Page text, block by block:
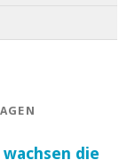
die